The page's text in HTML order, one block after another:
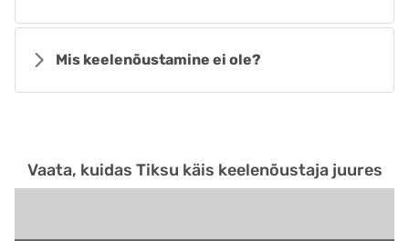
Mis keelenõustamine ei ole?
Vaata, kuidas Tiksu käis keelenõustaja juures